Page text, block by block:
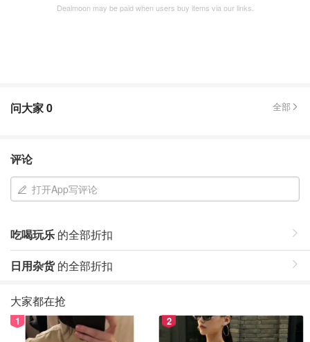
Dealmoon may be paid when users buy items via our links.
问大家0 全部
评论
打开App写评论
吃喝玩乐 的全部折扣
日用杂货的全部折扣
大家都在抢
1 2